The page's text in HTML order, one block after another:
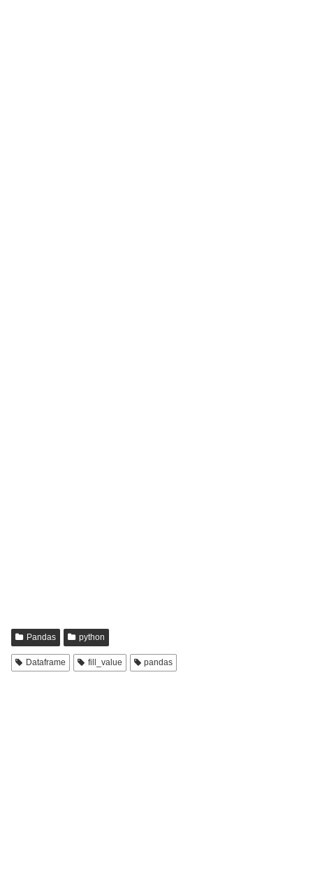
Pandas python
Dataframe fill_value pandas